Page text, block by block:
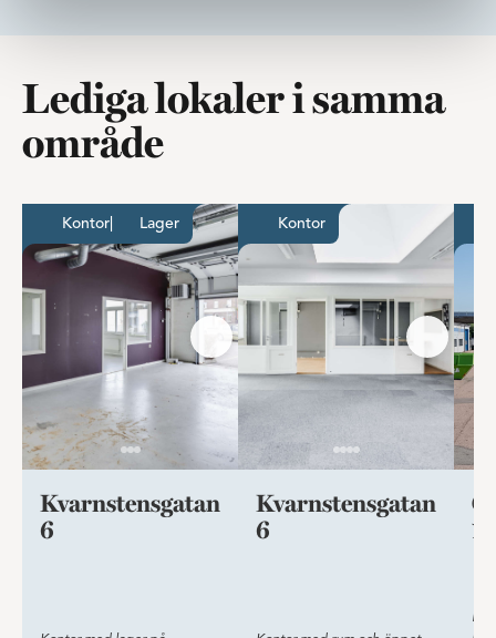
Lediga lokaler i samma
område
Kontor med lager på Gåsebäck
Kontor Lager
Kvarnstensgatan
6
Kontor med rum
Kontor
Kvarnstensgatan
6
15